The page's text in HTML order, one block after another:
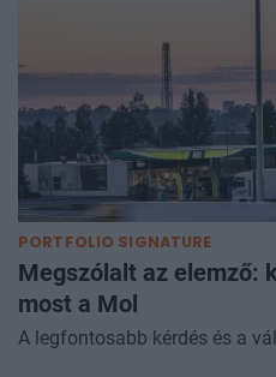
PORTFOLIO SIGNATURE
Megszólalt az elemző:
most a Mol
A legfontosabb kérdés és a